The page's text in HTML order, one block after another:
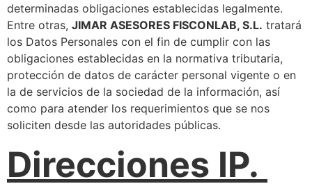
determinadas obligaciones establecidas legalmente.
Entre otras, JIMAR ASESORES FISCONLAB, S.L. tratará
los Datos Personales con el fin de cumplir con las
obligaciones establecidas en la normativa tributaria,
protección de datos de carácter personal vigente o en
la de servicios de la sociedad de la información, así
como para atender los requerimientos que se nos
soliciten desde las autoridades públicas.
Direcciones IP.